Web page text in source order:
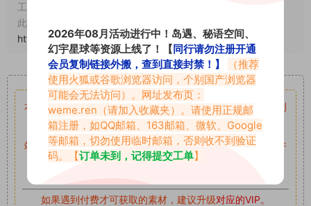
工单处理。
此外本文章皆属于原创文章，转载请注明出处！原文链接：
https://www.vmiba.com/11990.html
重要声明
本站资源均来自网络分享，如有侵犯你的权益请私信留言
收到
留言后，我们会第一时间进行审核后删除。
站内资源为网友个人学习或测试研究使用，未经原版权作者许
可,禁止用于任何商业途径！请在下载24小时内删除！
如果遇到付费才可获取的素材，建议升级对应的VIP。
2026年08月活动进行中！岛遇、秘语空间、
幻宇星球等资源上线了！【同行请勿注册开通
会员复制链接外搬，查到直接封禁！】
（推荐
使用火狐或谷歌浏览器访问，个别国产浏览器
可能会无法访问）。网址发布页：
weme.ren （请加入收藏夹）。请使用正规邮
箱注册，如QQ邮箱、163邮箱、微软、Google
等邮箱，切勿使用临时邮箱，否则收不到验证
码。【订单未到，记得提交工单】